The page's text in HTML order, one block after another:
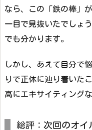
なら、この「鉄の棒」
一目で見抜いたでしょ
でも分かります。
しかし、あえて自分で
りで正体に辿り着いた
高にエキサイティング
総評：次回のオイ